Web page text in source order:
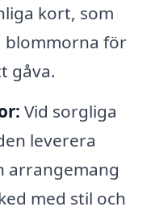
kort, som
blommorna för
gåva.
Vid sorgliga
leverera
arrangemang
med stil och